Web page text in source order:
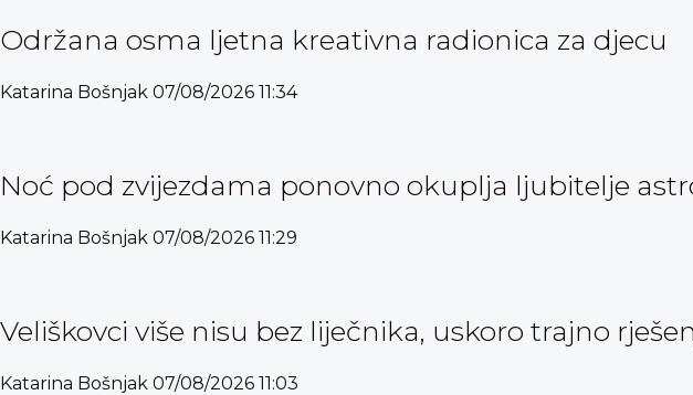
Održana osma ljetna kreativna radionica za djecu
Katarina Bošnjak 07/08/2026 11:34
Noć pod zvijezdama ponovno okuplja ljubitelje
Katarina Bošnjak 07/08/2026 11:29
Veliškovci više nisu bez liječnika, uskoro trajno
Katarina Bošnjak 07/08/2026 11:03